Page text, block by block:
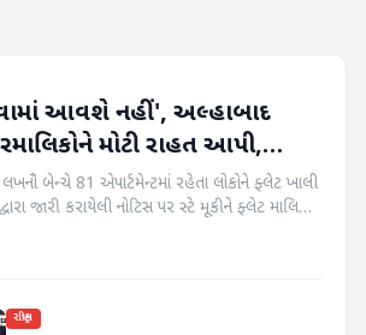
આવશે નહીં', અલ્હાબાદ
મોટી રાહત આપી,
મામલો?
લખનૌ બેન્ચે 81 એપાર્ટમેન્ટમાં રહેતા લોકોને ફ્લેટ ખાલી
જારી કરાયેલી નોટિસ પર સ્ટે મૂકીને ફ્લેટ માલિકોને
લખનૌ ડેવલપમેન્ટ ઓથોરિટી (LDA)...
રાષ્ટ્રીય